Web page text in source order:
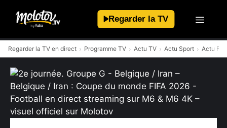
Regarder la TV
Regarder la TV en direct Programme TV Actu TV Actu Sport Actu